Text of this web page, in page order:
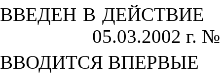
ВВЕДЕН В ДЕЙСТВИЕ
05.03.2002 г.
ВВОДИТСЯ ВПЕРВЫЕ